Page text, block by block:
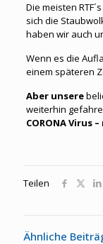
Die meisten
sich die
haben wir auch
Wenn es die
einem späteren
Aber unsere
weiterhin
CORONA Virus
Teilen
Ähnliche